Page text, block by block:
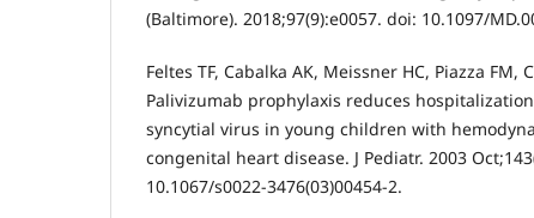
(Baltimore). 2018;97(9):e0057. doi: 10.1097/
Feltes TF, Cabalka AK, Meissner HC, Piazza FM,
Palivizumab prophylaxis reduces
syncytial virus in young children with
congenital heart disease. J Pediatr. 2003
10.1067/s0022-3476(03)00454-2.